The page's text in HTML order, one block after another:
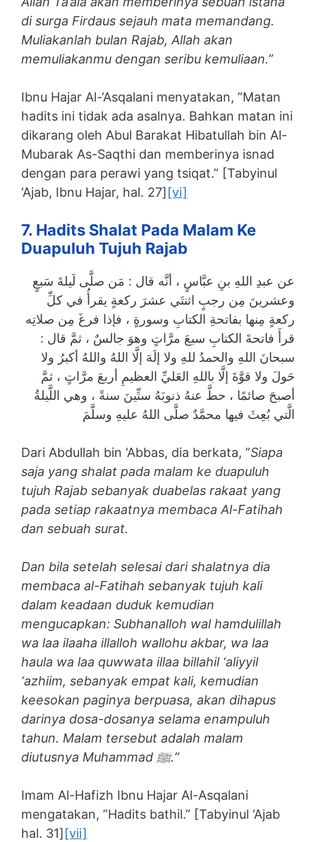
di surga Firdaus sejauh mata memandang.
Muliakanlah bulan Rajab, Allah akan
memuliakanmu dengan seribu kemuliaan.”
Ibnu Hajar Al-‘Asqalani menyatakan, ”Matan
hadits ini tidak ada asalnya. Bahkan matan ini
dikarang oleh Abul Barakat Hibatullah bin Al-
Mubarak As-Saqthi dan memberinya isnad
dengan para perawi yang tsiqat.” [Tabyinul
‘Ajab, Ibnu Hajar, hal. 27] [vi]
7. Hadits Shalat Pada Malam Ke
Duapuluh Tujuh Rajab
وعشرينَ مِن رجبٍ اثنتَي عشرَ ركعةٍ يقرأُ في كلِّ
ركعةٍ مِنها بفاتحةِ الكتابِ وسورةٍ ، فإذا فرغَ مِن صلاتِه
قرأَ فاتحةَ الكتابِ سبعَ مرَّاتٍ وهوَ جالسٌ ، ثمَّ قال :
سبحانَ اللهِ والحمدُ للهِ ولا إلَهَ إلَّا اللهُ واللهُ أكبرُ ولا
حَولَ ولا قوَّةَ إلَّا باللهِ العَليِّ العظيمِ أربعَ مرَّاتٍ ، ثمَّ
أصبحَ صائمًا ، حطَّ عنهُ ذنوبَهُ ستِّينَ سنةً ، وهي اللَّيلةُ
الَّتي بُعِثَ فيها محمَّدٌ صلَّى اللهُ عليهِ وسلَّمَ
Dari Abdullah bin ‘Abbas, dia berkata, ”Siapa
saja yang shalat pada malam ke duapuluh
tujuh Rajab sebanyak duabelas rakaat yang
pada setiap rakaatnya membaca Al-Fatihah
dan sebuah surat.
Dan bila setelah selesai dari shalatnya dia
membaca al-Fatihah sebanyak tujuh kali
dalam keadaan duduk kemudian
mengucapkan: Subhanalloh wal hamdulillah
wa laa ilaaha illalloh wallohu akbar, wa laa
haula wa laa quwwata illaa billahil ‘aliyyil
‘azhiim, sebanyak empat kali, kemudian
keesokan paginya berpuasa, akan dihapus
darinya dosa-dosanya selama enampuluh
tahun. Malam tersebut adalah malam
diutusnya Muhammad
ﷺ.”
Imam Al-Hafizh Ibnu Hajar Al-Asqalani
mengatakan, ”Hadits bathil.” [Tabyinul ‘Ajab
hal. 31] [vii]